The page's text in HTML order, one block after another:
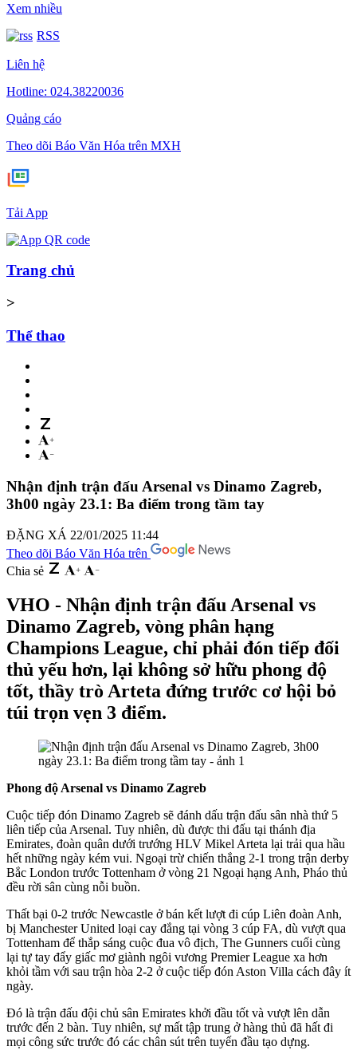
Xem nhiều
RSS
Liên hệ
Hotline: 024.38220036
Quảng cáo
Theo dõi Báo Văn Hóa trên MXH
Tải App
Trang chủ
>
Thể thao
Nhận định trận đấu Arsenal vs Dinamo Zagreb,
3h00 ngày 23.1: Ba điểm trong tầm tay
ĐẶNG XÁ 22/01/2025 11:44
Theo dõi Báo Văn Hóa trên
Chia sẻ
VHO - Nhận định trận đấu Arsenal vs
Dinamo Zagreb, vòng phân hạng
Champions League, chỉ phải đón tiếp đối
thủ yếu hơn, lại không sở hữu phong độ
tốt, thầy trò Arteta đứng trước cơ hội bỏ
túi trọn vẹn 3 điểm.
Phong độ Arsenal vs Dinamo Zagreb
Cuộc tiếp đón Dinamo Zagreb sẽ đánh dấu trận đấu sân nhà thứ 5
liên tiếp của Arsenal. Tuy nhiên, dù được thi đấu tại thánh địa
Emirates, đoàn quân dưới trướng HLV Mikel Arteta lại trải qua hầu
hết những ngày kém vui. Ngoại trừ chiến thắng 2-1 trong trận derby
Bắc London trước Tottenham ở vòng 21 Ngoại hạng Anh, Pháo thủ
đều rời sân cùng nỗi buồn.
Thất bại 0-2 trước Newcastle ở bán kết lượt đi cúp Liên đoàn Anh,
bị Manchester United loại cay đắng tại vòng 3 cúp FA, dù vượt qua
Tottenham để thắp sáng cuộc đua vô địch, The Gunners cuối cùng
lại tự tay đẩy giấc mơ giành ngôi vương Premier League xa hơn
khỏi tầm với sau trận hòa 2-2 ở cuộc tiếp đón Aston Villa cách đây ít
ngày.
Đó là trận đấu đội chủ sân Emirates khởi đầu tốt và vượt lên dẫn
trước đến 2 bàn. Tuy nhiên, sự mất tập trung ở hàng thủ đã hất đi
mọi công sức trước đó các chân sút trên tuyến đầu tạo dựng.